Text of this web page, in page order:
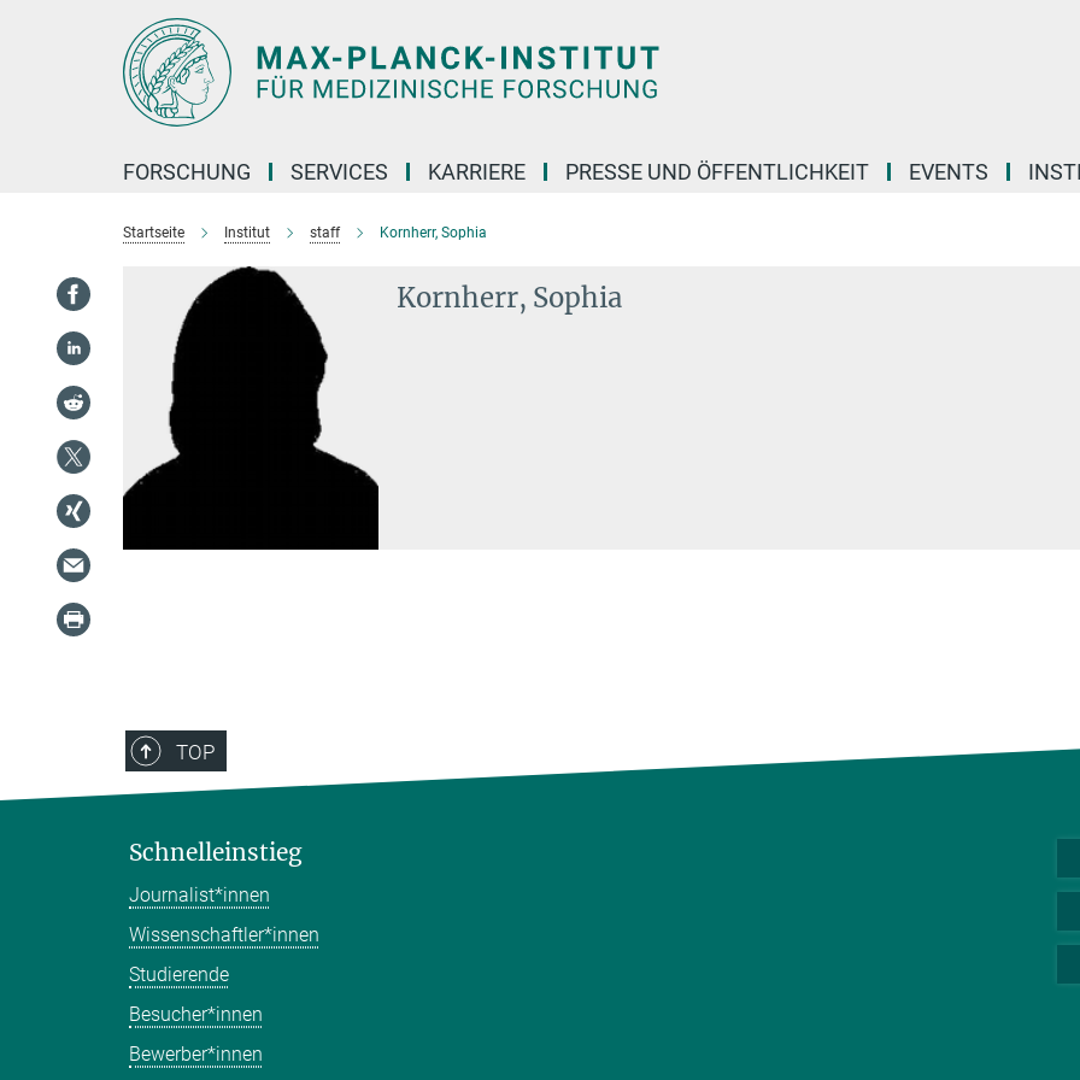
FORSCHUNG SERVICES KARRIERE PRESSE UND ÖFFENTLICHKEIT EVENTS
Startseite Institut staff Kornherr, Sophia
Kornherr, Sophia
TOP
Schnelleinstieg
Journalist*innen
Wissenschaftler*innen
Studierende
Besucher*innen
Bewerber*innen